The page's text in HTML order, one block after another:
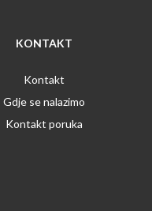
KONTAKT
Kontakt
Gdje se nalazimo
Kontakt poruka